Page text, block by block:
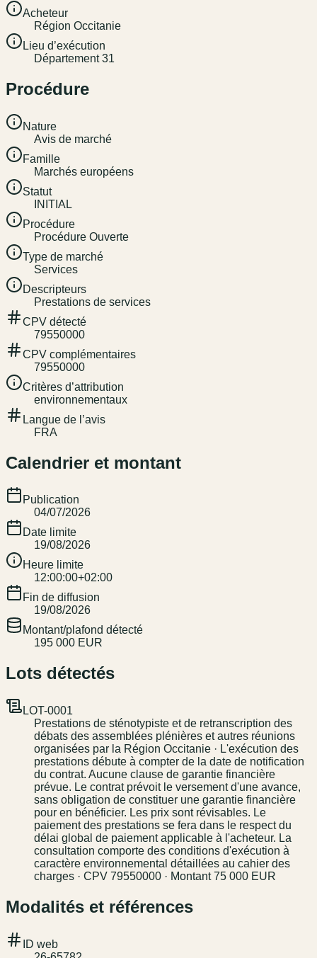
Acheteur
Région Occitanie
Lieu d’exécution
Département 31
Procédure
Nature
Avis de marché
Famille
Marchés européens
Statut
INITIAL
Procédure
Procédure Ouverte
Type de marché
Services
Descripteurs
Prestations de services
CPV détecté
79550000
CPV complémentaires
79550000
Critères d’attribution
environnementaux
Langue de l’avis
FRA
Calendrier et montant
Publication
04/07/2026
Date limite
19/08/2026
Heure limite
12:00:00+02:00
Fin de diffusion
19/08/2026
Montant/plafond détecté
195 000 EUR
Lots détectés
LOT-0001
Prestations de sténotypiste et de retranscription des
débats des assemblées plénières et autres réunions
organisées par la Région Occitanie · L'exécution des
prestations débute à compter de la date de notification
du contrat. Aucune clause de garantie financière
prévue. Le contrat prévoit le versement d'une avance,
sans obligation de constituer une garantie financière
pour en bénéficier. Les prix sont révisables. Le
paiement des prestations se fera dans le respect du
délai global de paiement applicable à l'acheteur. La
consultation comporte des conditions d'exécution à
caractère environnemental détaillées au cahier des
charges · CPV 79550000 · Montant 75 000 EUR
Modalités et références
ID web